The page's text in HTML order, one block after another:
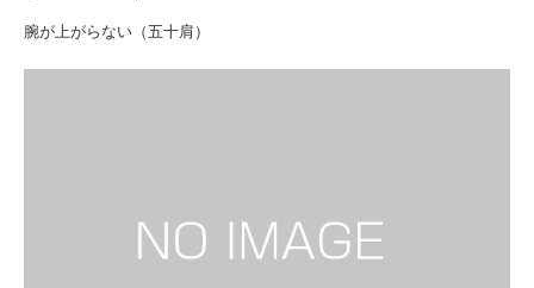
腕が上がらない（五十肩）